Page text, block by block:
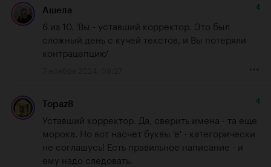
Ашела 4
6 из 10. 'Вы - уставший корректор. Это был
сложный день с кучей текстов, и Вы потеряли
контрацепцию'
Topaz8 4
Уставший корректор. Да, сверить имена - та еще
морока. Но вот насчет буквы 'ё' - категорически
не соглашусь! Есть правильное написание - и
ему надо следовать.